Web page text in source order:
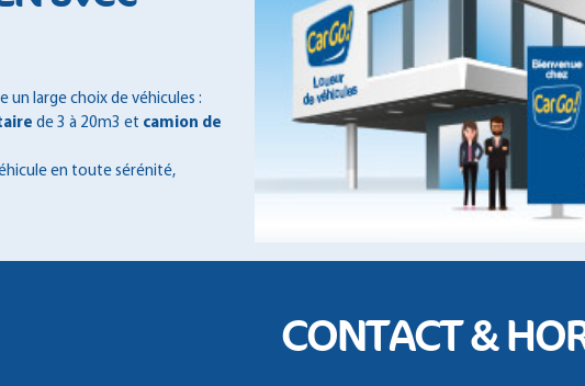
un large choix de véhicules :
de 3 à 20m3 et camion de
en toute sérénité,
CONTACT &